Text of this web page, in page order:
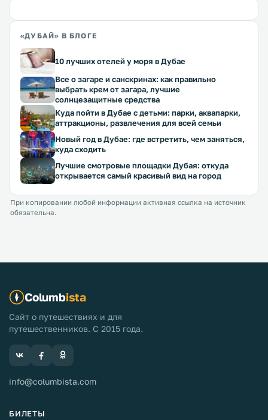
«ДУБАЙ» В БЛОГЕ
10 лучших отелей у моря в Дубае
Все о загаре и санскринах: как правильно
выбрать крем от загара, лучшие
солнцезащитные средства
Куда пойти в Дубае с детьми: парки, аквапарки,
аттракционы, развлечения для всей семьи
Новый год в Дубае: где встретить, чем заняться,
куда сходить
Лучшие смотровые площадки Дубая: откуда
открывается самый красивый вид на город
При копировании любой информации активная ссылка на источник
обязательна.
Columbista
Сайт о путешествиях и для
путешественников. С 2015 года.
info@columbista.com
БИЛЕТЫ